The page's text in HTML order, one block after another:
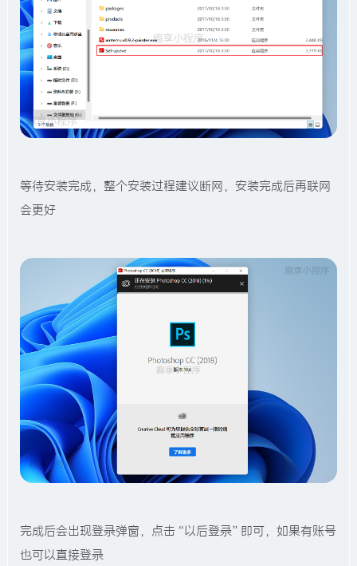
等待安装完成，整个安装过程建议断网，安装完成后再联网
会更好
完成后会出现登录弹窗，点击“以后登录”即可，如果有账号
也可以直接登录